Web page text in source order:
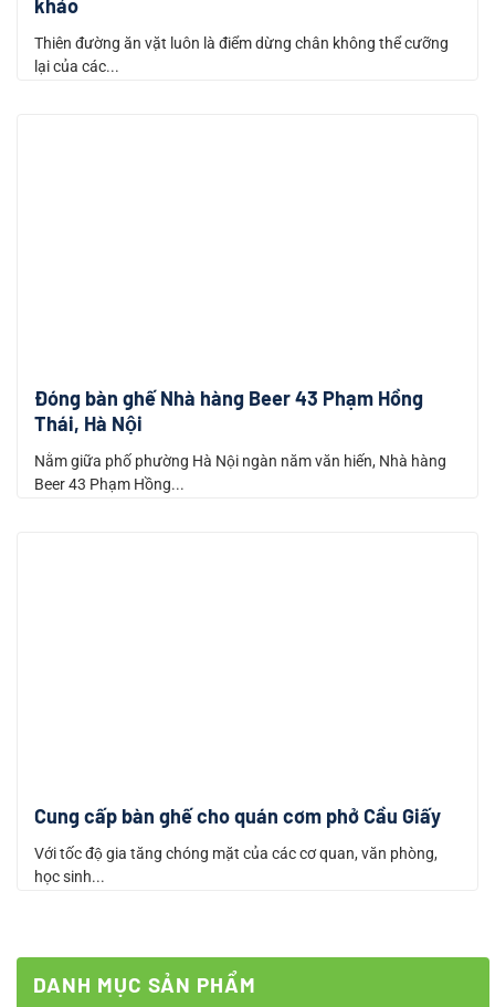
DANH MỤC SẢN PHẨM
khảo
Thiên đường ăn vặt luôn là điểm dừng chân không thể cưỡng
lại của các...
Đóng bàn ghế Nhà hàng Beer 43 Phạm Hồng
Thái, Hà Nội
Nằm giữa phố phường Hà Nội ngàn năm văn hiến, Nhà hàng
Beer 43 Phạm Hồng...
Cung cấp bàn ghế cho quán cơm phở Cầu Giấy
Với tốc độ gia tăng chóng mặt của các cơ quan, văn phòng,
học sinh...